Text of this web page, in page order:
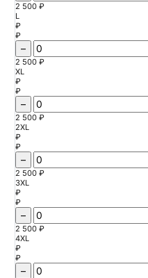
2 500 ₽
L
₽
₽
–
2 500 ₽
XL
₽
₽
–
2 500 ₽
2XL
₽
₽
–
2 500 ₽
3XL
₽
₽
–
2 500 ₽
4XL
₽
₽
–